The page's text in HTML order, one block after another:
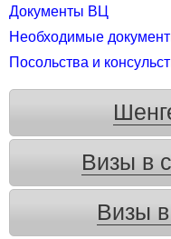
Документы ВЦ
Необходимые
Посольства и
Визы в
Визы